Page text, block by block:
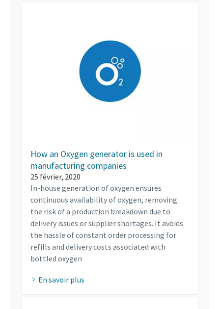
How an Oxygen generator is used in
manufacturing companies
25 février, 2020
In-house generation of oxygen ensures
continuous availability of oxygen, removing
the risk of a production breakdown due to
delivery issues or supplier shortages. It avoids
the hassle of constant order processing for
refills and delivery costs associated with
bottled oxygen
En savoir plus